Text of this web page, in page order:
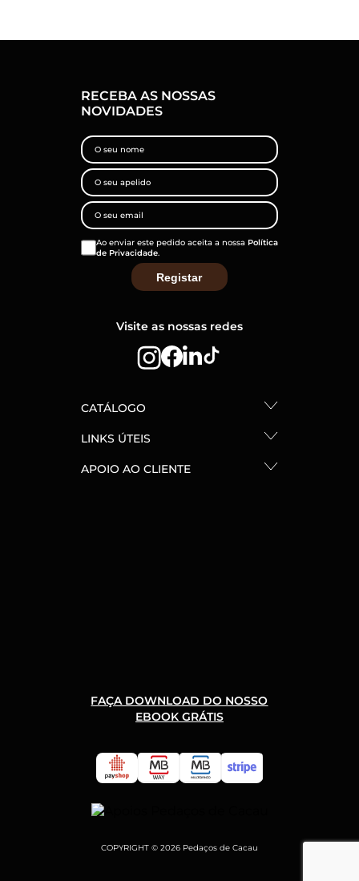
RECEBA AS NOSSAS
NOVIDADES
Ao enviar este pedido aceita a nossa Política
de Privacidade.
Visite as nossas redes
CATÁLOGO
LINKS ÚTEIS
APOIO AO CLIENTE
FAÇA DOWNLOAD DO NOSSO
EBOOK GRÁTIS
COPYRIGHT © 2026 Pedaços de Cacau